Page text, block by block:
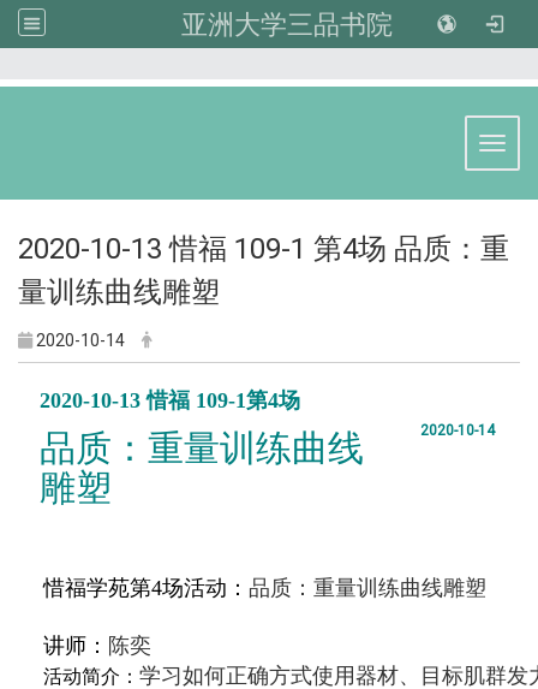
亚洲大学三品书院
2020-10-13 惜福 109-1 第4场 品质：重
量训练曲线雕塑
2020-10-14
2020-10-13 惜福 109-1第4场
品质：重量训练曲线
雕塑
2020-10-14
惜福学苑第4场活动： 品质：重量训练曲线雕塑
讲师： 陈奕
活动简介： 学习如何正确方式使用器材、目标肌群发